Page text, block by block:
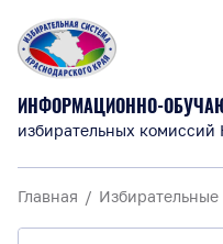
ИНФОРМАЦИОННО-
избирательных комиссий
Главная